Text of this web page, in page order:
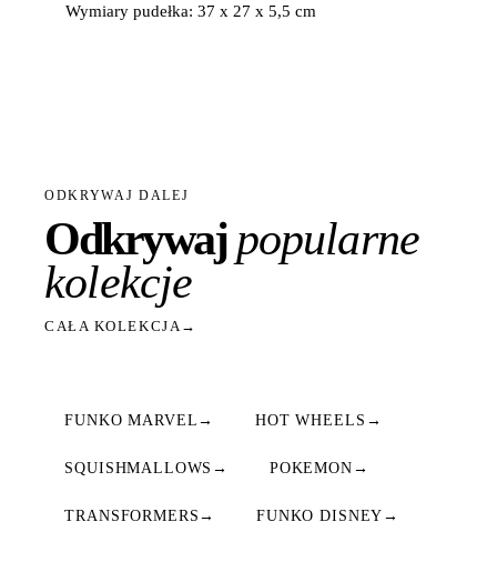
Wymiary pudełka: 37 x 27 x 5,5 cm
ODKRYWAJ DALEJ
Odkrywajpopularne
kolekcje
CAŁA KOLEKCJA →
FUNKO MARVEL → HOT WHEELS →
SQUISHMALLOWS → POKEMON →
TRANSFORMERS → FUNKO DISNEY →